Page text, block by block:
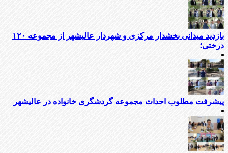
بازدید میدانی بخشدار مرکزی و شهردار عالیشهر از مجموعه ۱۲۰
درختی؛
پیشرفت مطلوب احداث مجموعه گردشگری خانواده در عالیشهر